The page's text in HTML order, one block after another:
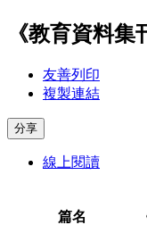
《教育資料集
友善列印
複製連結
分享
線上閱讀
篇名